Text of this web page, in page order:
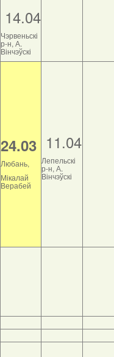
14.04
Чэрвеньскі
р-н, А.
Вінчэўскі
24.03
Любань,
Мікалай
Верабей
11.04
Лепельскі
р-н, А.
Вінчэўскі